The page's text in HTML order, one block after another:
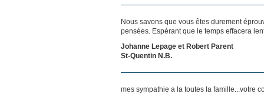
Nous savons que vous êtes durement
pensées. Espérant que le temps effacera
Johanne Lepage et Robert Parent
St-Quentin N.B.
mes sympathie a la toutes la famille...votre